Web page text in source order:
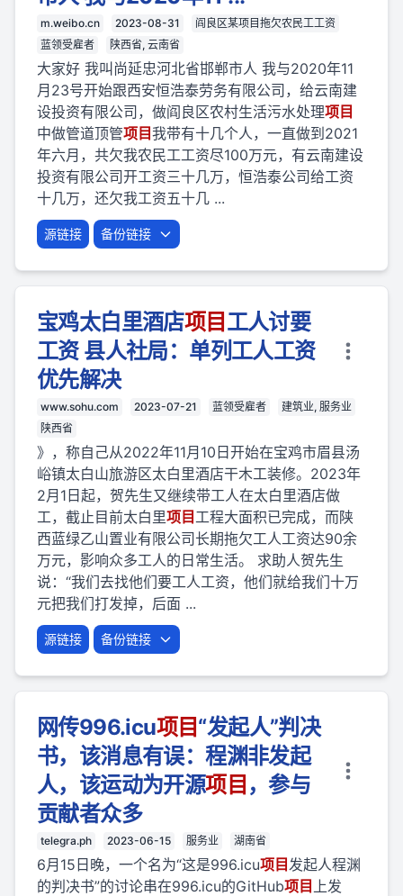
m.weibo.cn 2023-08-31
阎良区某项目拖欠农民工工资
蓝领受雇者
陕西省, 云南省
大家好 我叫尚延忠河北省邯郸市人 我与2020年11
月23号开始跟西安恒浩泰劳务有限公司，给云南建
设投资有限公司，做阎良区农村生活污水处理项目
中做管道顶管项目我带有十几个人，一直做到2021
年六月，共欠我农民工工资尽100万元，有云南建设
投资有限公司开工资三十几万，恒浩泰公司给工资
十几万，还欠我工资五十几 ...
源链接 备份链接
宝鸡太白里酒店项目 工人讨要
工资 县人社局：单列工人工资
优先解决
www.sohu.com 2023-07-21 蓝领受雇者
建筑业, 服务业
陕西省
》，称自己从2022年11月10日开始在宝鸡市眉县汤
峪镇太白山旅游区太白里酒店干木工装修。2023年
2月1日起，贺先生又继续带工人在太白里酒店做
工，截止目前太白里项目工程大面积已完成，而陕
西蓝绿乙山置业有限公司长期拖欠工人工资达90余
万元，影响众多工人的日常生活。 求助人贺先生
说：“我们去找他们要工人工资，他们就给我们十万
元把我们打发掉，后面 ...
源链接 备份链接
网传996.icu项目“发起人”判决
书，该消息有误：程渊非发起
人，该运动为开源项目 ，参与
贡献者众多
telegra.ph 2023-06-15 服务业 湖南省
6月15日晚，一个名为“这是996.icu项目发起人程渊
的判决书”的讨论串在996.icu的GitHub项目 上发